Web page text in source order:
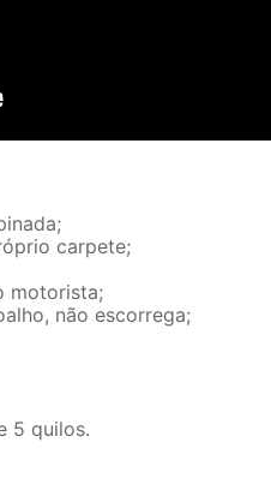
carpete;
motorista;
não escorrega;
5 quilos.